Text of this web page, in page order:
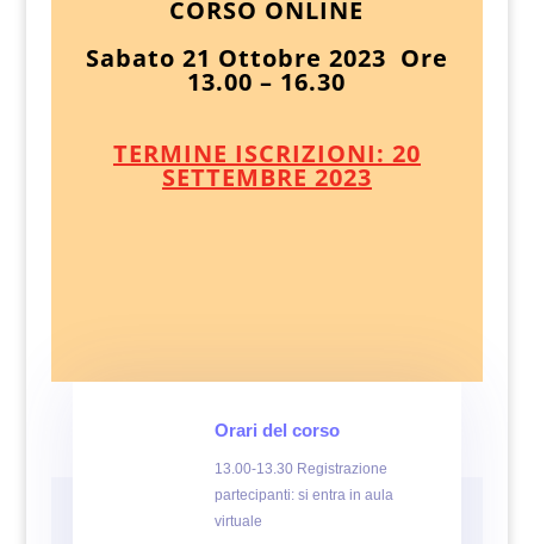
CORSO ONLINE
Sabato 21 Ottobre 2023 Ore
13.00 – 16.30
TERMINE ISCRIZIONI: 20
SETTEMBRE 2023
Orari del corso
13.00-13.30 Registrazione
partecipanti: si entra in aula
virtuale